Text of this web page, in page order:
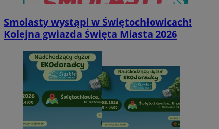
Smolasty wystąpi w Świętochłowicach!
Kolejna gwiazda Święta Miasta 2026